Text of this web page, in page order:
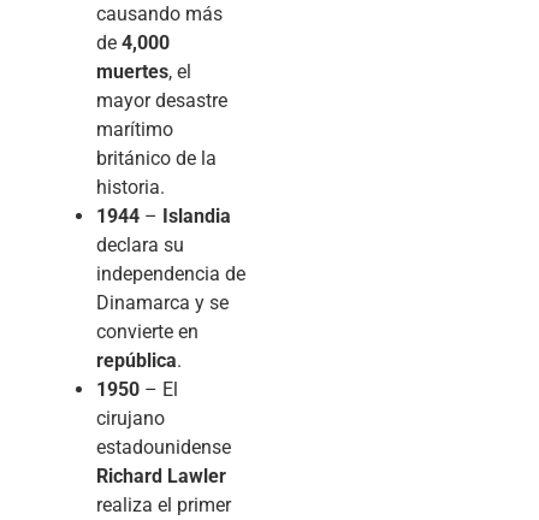
causando más
de 4,000
muertes, el
mayor desastre
marítimo
británico de la
historia.
1944 – Islandia
declara su
independencia de
Dinamarca y se
convierte en
república.
1950 – El
cirujano
estadounidense
Richard Lawler
realiza el primer